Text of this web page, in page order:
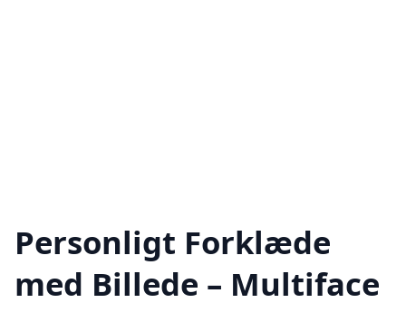
Personligt Forklæde
med Billede – Multiface